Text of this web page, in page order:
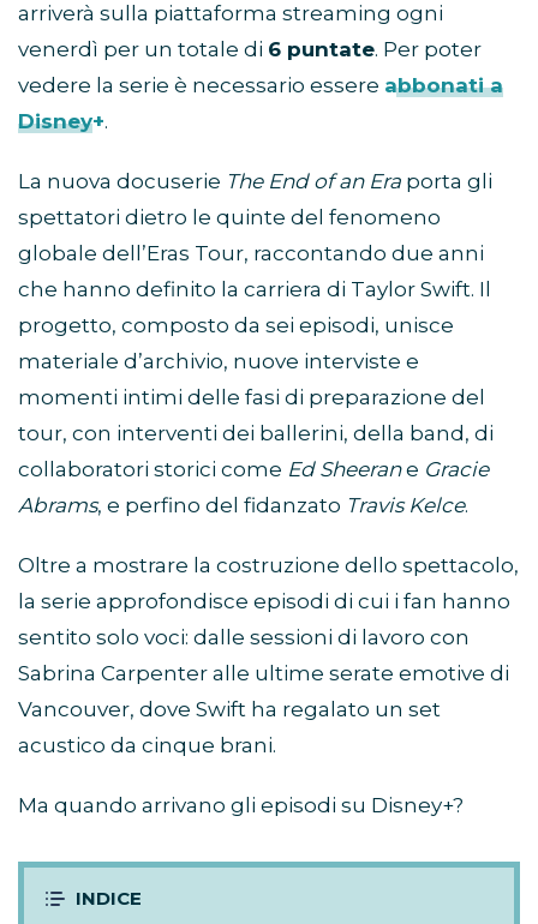
arriverà sulla piattaforma streaming ogni
venerdì per un totale di 6 puntate. Per poter
vedere la serie è necessario essere abbonati a
Disney+.
La nuova docuserie The End of an Era porta gli
spettatori dietro le quinte del fenomeno
globale dell’Eras Tour, raccontando due anni
che hanno definito la carriera di Taylor Swift. Il
progetto, composto da sei episodi, unisce
materiale d’archivio, nuove interviste e
momenti intimi delle fasi di preparazione del
tour, con interventi dei ballerini, della band, di
collaboratori storici come Ed Sheerane Gracie
Abrams, e perfino del fidanzato Travis Kelce.
Oltre a mostrare la costruzione dello spettacolo,
la serie approfondisce episodi di cui i fan hanno
sentito solo voci: dalle sessioni di lavoro con
Sabrina Carpenter alle ultime serate emotive di
Vancouver, dove Swift ha regalato un set
acustico da cinque brani.
Ma quando arrivano gli episodi su Disney+?